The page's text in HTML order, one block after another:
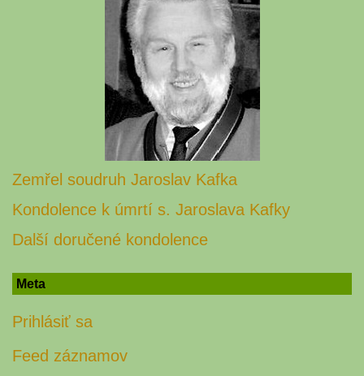
Zemřel soudruh Jaroslav Kafka
Kondolence k úmrtí s. Jaroslava Kafky
Další doručené kondolence
Meta
Prihlásiť sa
Feed záznamov